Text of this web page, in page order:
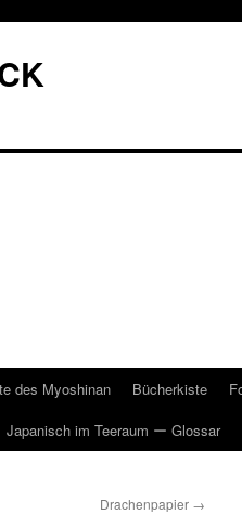
des Myoshinan Bücherkiste
Japanisch im Teeraum ー Glossar
Drachenpapier →